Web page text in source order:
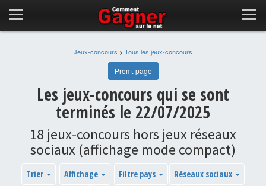
Jeux-concours > Tous les jeux-concours
Prem. page
Les jeux-concours qui se sont
terminés le 22/07/2025
18 jeux-concours hors jeux réseaux
sociaux (affichage mode compact)
Trier Affichage Filtre pays
Réseaux sociaux